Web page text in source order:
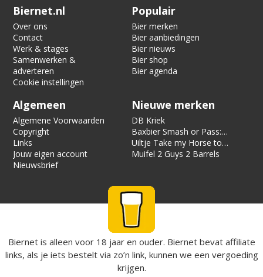
Verification code:
Biernet.nl
Over ons
Contact
Werk & stages
Samenwerken &
adverteren
Cookie instellingen
Populair
Bier merken
Bier aanbiedingen
Bier nieuws
Bier shop
Bier agenda
Algemeen
Algemene Voorwaarden
Copyright
Links
Jouw eigen account
Nieuwsbrief
Nieuwe merken
DB Kriek
Baxbier Smash or Pass:
Strata
Uiltje Take my Horse to
the Hotel Room
Muifel 2 Guys 2 Barrels
Biernet is alleen voor 18 jaar en ouder. Biernet bevat affiliate
links, als je iets bestelt via zo’n link, kunnen we een vergoeding
krijgen.